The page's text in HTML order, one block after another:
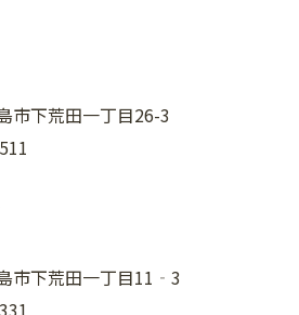
市下荒田一丁目26-3
市下荒田一丁目11‐3